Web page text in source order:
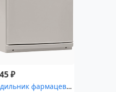
₽
Холодильник фармацевтический Pozis ХЛ-340-1 с металлическими двер...